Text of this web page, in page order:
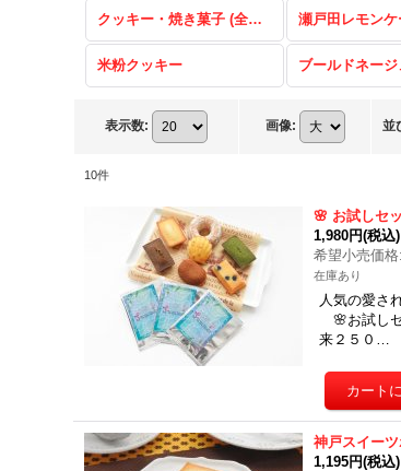
クッキー・焼き菓子 (全商品) 瀬戸田レモンケ
米粉クッキー ブールドネージ
表示数: 画像: 並
10件
🌸 お試しセ
1,980円(税込)
希望小売価格:
在庫あり
人気の愛さ
🌸お試
来２５０…
神戸スイー
1,195円(税込)